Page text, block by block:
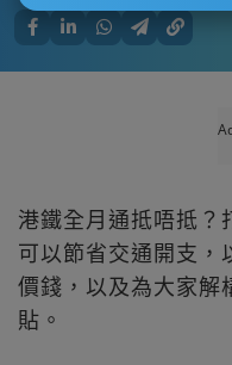
港鐵全月通抵唔抵？
可以節省交通開支，
價錢，以及為大家解
貼。